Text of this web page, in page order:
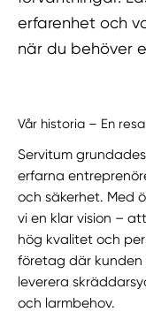
erfarenhet och
när du behöver
Vår historia – En
Servitum
erfarna
och säkerhet. Med
vi en klar vision –
hög kvalitet och
företag där kunden
leverera
och larmbehov.